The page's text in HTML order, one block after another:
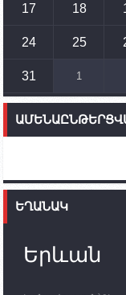
14:54
համար
ունեն.
17 18
24 25
31 1
ԵՂԱՆԱԿ
Երևան